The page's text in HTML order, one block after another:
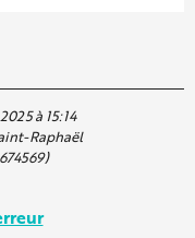
à 15:14
Raphaël
674569)